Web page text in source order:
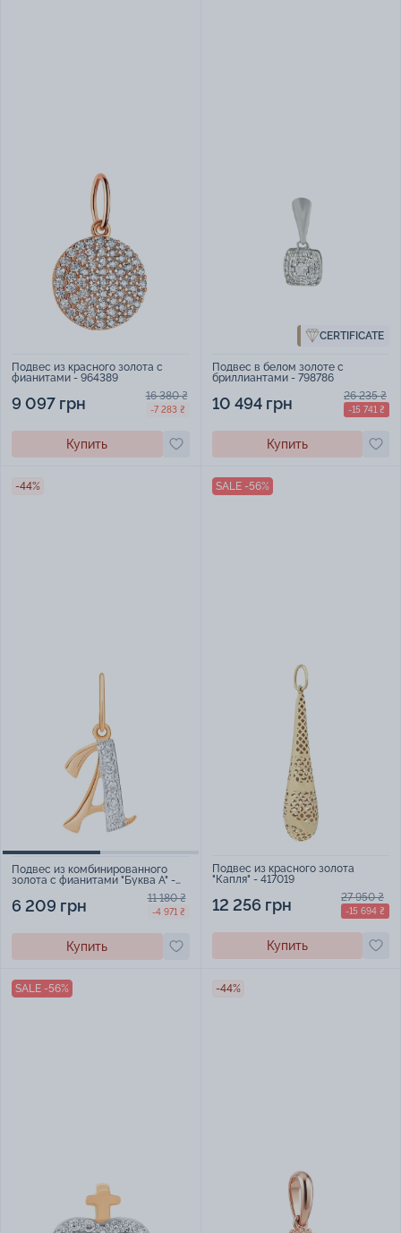
Подвес из красного золота с
фианитами - 964389
9 097 грн 16 380 ₴
-7 283 ₴
Купить
CERTIFICATE
Подвес в белом золоте с
бриллиантами - 798786
10 494 грн 26 235 ₴
-15 741 ₴
Купить
-44%
Подвес из комбинированного
золота с фианитами "Буква А" -
6 209 грн 11 180 ₴
-4 971 ₴
Купить
SALE -56%
Подвес из красного золота
"Капля" - 417019
12 256 грн 27 950 ₴
-15 694 ₴
Купить
SALE -56% -44%